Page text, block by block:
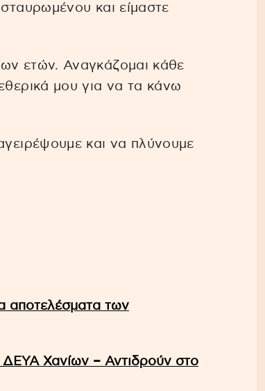
και είμαστε
ετών. Αναγκάζομαι κάθε
μου για να τα κάνω
και να πλύνουμε
αποτελέσματα των
Χανίων – Αντιδρούν στο